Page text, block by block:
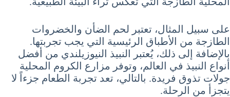
على سبيل المثال، تعتبر لحم الضأن والخضروات
الطازجة من الأطباق الرئيسية التي يجب تجربتها.
بالإضافة إلى ذلك، يُعتبر النبيذ النيوزيلندي من أفضل
أنواع النبيذ في العالم، وتوفر مزارع الكروم المحلية
جولات تذوق فريدة. بالتالي، تعد تجربة الطعام جزءاً لا
يتجزأ من الرحلة.